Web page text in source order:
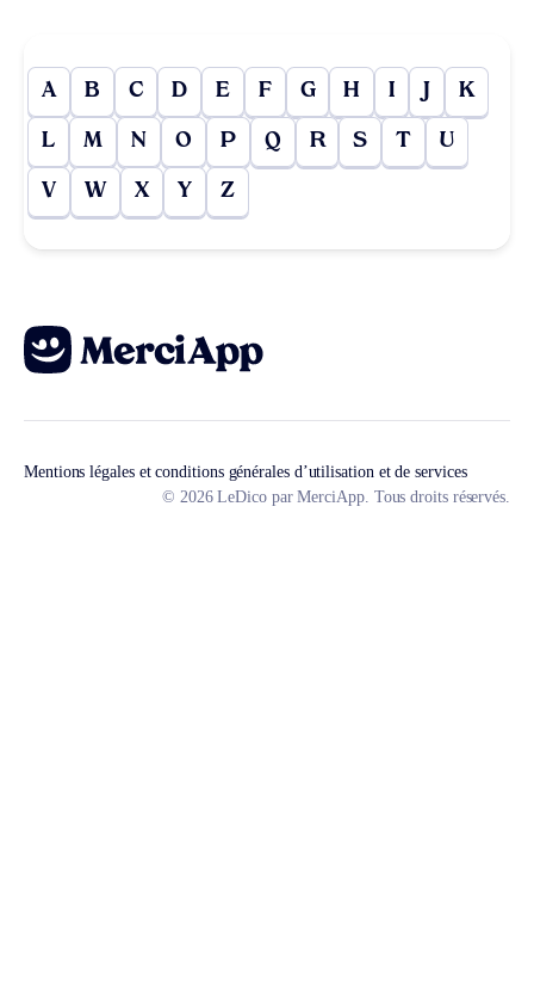
A B C D E F G H I J K
L M N O P Q R S T U
V W X Y Z
Mentions légales et conditions générales d’utilisation et de services
© 2026 LeDico par MerciApp. Tous droits réservés.